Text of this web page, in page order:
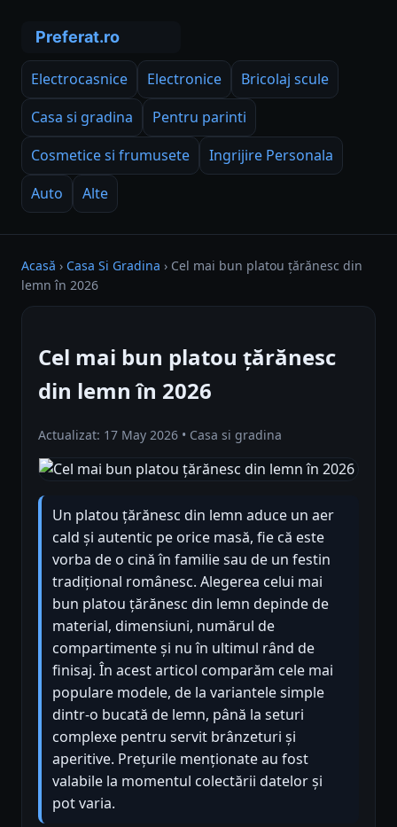
Electrocasnice Electronice
Bricolaj scule
Casa si gradina
Pentru parinti
Cosmetice si frumusete
Ingrijire Personala
Auto
Alte
Acasă › Casa Si Gradina › Cel mai bun platou țărănesc din
lemn în 2026
Cel mai bun platou țărănesc
din lemn în 2026
Actualizat: 17 May 2026 • Casa si gradina
Un platou țărănesc din lemn aduce un aer
cald și autentic pe orice masă, fie că este
vorba de o cină în familie sau de un festin
tradițional românesc. Alegerea celui mai
bun platou țărănesc din lemn depinde de
material, dimensiuni, numărul de
compartimente și nu în ultimul rând de
finisaj. În acest articol comparăm cele mai
populare modele, de la variantele simple
dintr-o bucată de lemn, până la seturi
complexe pentru servit brânzeturi și
aperitive. Prețurile menționate au fost
valabile la momentul colectării datelor și
pot varia.